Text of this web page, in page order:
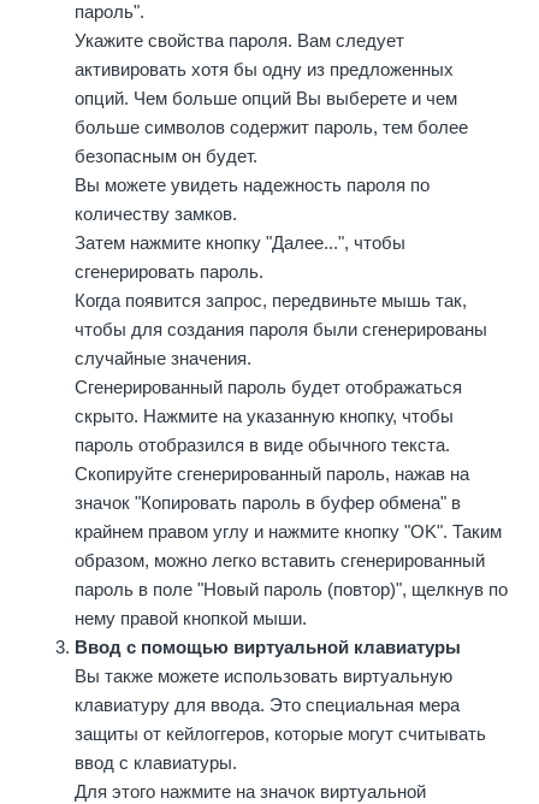
пароль".
Укажите свойства пароля. Вам следует
активировать хотя бы одну из предложенных
опций. Чем больше опций Вы выберете и чем
больше символов содержит пароль, тем более
безопасным он будет.
Вы можете увидеть надежность пароля по
количеству замков.
Затем нажмите кнопку "Далее...", чтобы
сгенерировать пароль.
Когда появится запрос, передвиньте мышь так,
чтобы для создания пароля были сгенерированы
случайные значения.
Сгенерированный пароль будет отображаться
скрыто. Нажмите на указанную кнопку, чтобы
пароль отобразился в виде обычного текста.
Скопируйте сгенерированный пароль, нажав на
значок "Копировать пароль в буфер обмена" в
крайнем правом углу и нажмите кнопку "OK". Таким
образом, можно легко вставить сгенерированный
пароль в поле "Новый пароль (повтор)", щелкнув по
нему правой кнопкой мыши.
Ввод с помощью виртуальной клавиатуры
Вы также можете использовать виртуальную
клавиатуру для ввода. Это специальная мера
защиты от кейлоггеров, которые могут считывать
ввод с клавиатуры.
Для этого нажмите на значок виртуальной